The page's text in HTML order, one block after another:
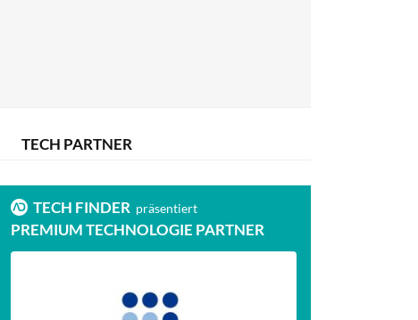
TECH PARTNER
TECH FINDER präsentiert
PREMIUM TECHNOLOGIE PARTNER